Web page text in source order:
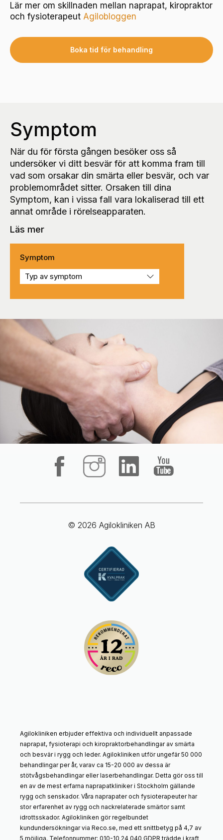
Lär mer om skillnaden mellan naprapat, kiropraktor
och fysioterapeut Agilobloggen
Boka tid för behandling
Symptom
När du för första gången besöker oss så
undersöker vi ditt besvär för att komma fram till
vad som orsakar din smärta eller besvär, och var
problemområdet sitter. Orsaken till dina
Symptom, kan i vissa fall vara lokaliserad till ett
annat område i rörelseapparaten.
Läs mer
Symptom
© 2026 Agilokliniken AB
Agilokliniken erbjuder effektiva och individuellt anpassade
naprapat, fysioterapi och kiropraktorbehandlingar av smärta
och besvär i rygg och leder. Agilokliniken utför ungefär 50 000
behandlingar per år, varav ca 15-20 000 av dessa är
stötvågsbehandlingar eller laserbehandlingar. Detta gör oss till
en av de mest erfarna naprapatkliniker i Stockholm gällande
rygg och senskador. Våra naprapater och fysioterapeuter har
stor erfarenhet av rygg och nackrelaterade smärtor samt
idrottsskador. Agilokliniken gör regelbundet
kundundersökningar via Reco.se, med ett snittbetyg på 4,7 av
5 möjliga. Telefonnummer: 010-10 24 040 GDPR trädde i kraft